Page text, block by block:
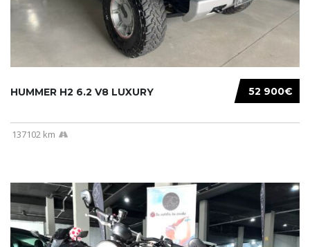
52 900€
HUMMER H2 6.2 V8 LUXURY
137102 km